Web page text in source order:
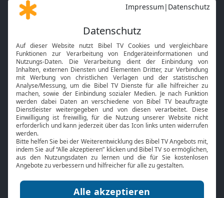
Gott und Bibel erklärt
Neuigkeiten
Mobile App
Smart TV
HbbTV
Bibelthek Online-Bibel
Nächster Gottesdienst
Bibel TV
Über uns
Jobs
Mediadaten
Service
Kontakt
TV-Empfang